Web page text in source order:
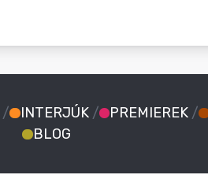
/ INTERJÚK / PREMIEREK /
BLOG